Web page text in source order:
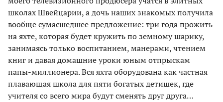
школах Швейцарии, а дочь наших знакомых получила
вообще сумасшедшее предложение: три года прожить
на яхте, которая будет кружить по земному шарику,
занимаясь только воспитанием, манерами, чтением
книг и давая домашние уроки юным отпрыскам
папы-миллионера. Вся яхта оборудована как частная
плавающая школа для пяти богатых детишек, где
учителя со всего мира будут сменять друг друга…